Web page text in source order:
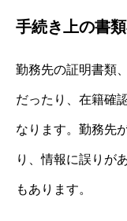
手続き上の書
勤務先の証明書類
だったり、在籍確
なります。勤務先
り、情報に誤りが
もあります。